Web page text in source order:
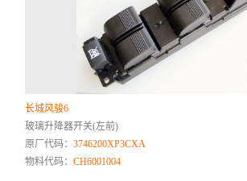
长城风骏6
玻璃升降器开关(左前)
原厂代码：3746200XP3CXA
物料代码：CH6001004